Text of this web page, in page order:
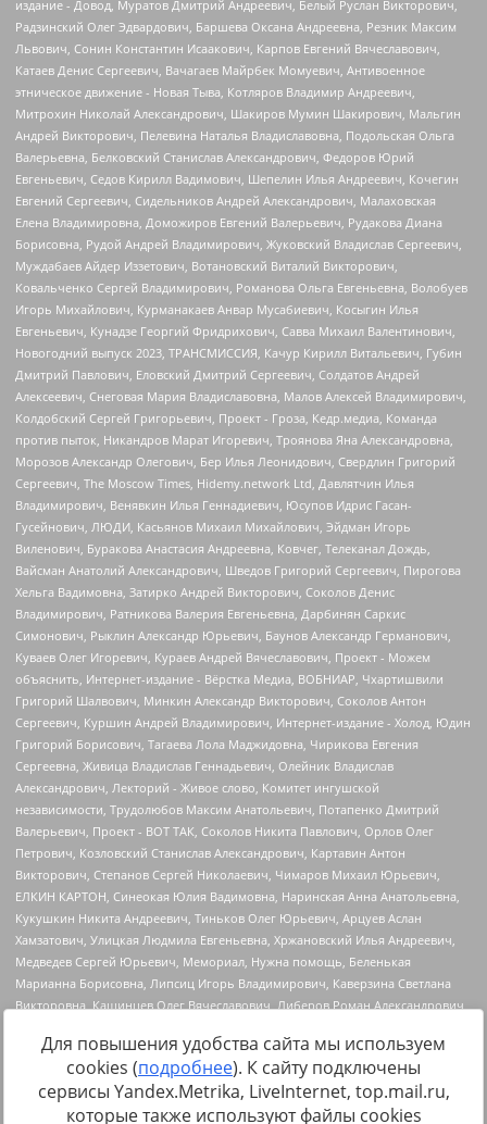
Источник:https://minjust.gov.ru/uploaded/files/reestr-
inostrannyih-agentov-22-03-2024.pdfданные на22.03.2024
Для повышения удобства сайта мы используем
cookies (подробнее). К сайту подключены
сервисы Yandex.Metrika, LiveInternet, top.mail.ru,
которые также используют файлы cookies